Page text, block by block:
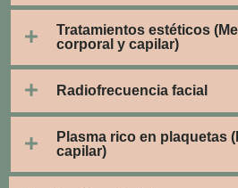
Tratamientos estéticos
corporal y capilar)
Radiofrecuencia facial
Plasma rico en plaquetas
capilar)